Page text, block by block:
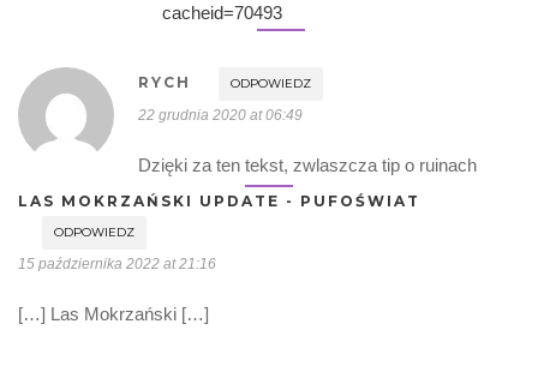
cacheid=70493
RYCH ODPOWIEDZ
22 grudnia 2020 at 06:49
Dzięki za ten tekst, zwlaszcza tip o ruinach
LAS MOKRZAŃSKI UPDATE - PUFOŚWIAT
ODPOWIEDZ
15 października 2022 at 21:16
[…] Las Mokrzański […]